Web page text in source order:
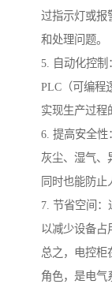
过指示灯或报
和处理问题。
5. 自动化控制
PLC（可编程
实现生产过程
6. 提高安全性
灰尘、湿气、
同时也能防止
7. 节省空间：
以减少设备占
总之，电控柜
角色，是电气